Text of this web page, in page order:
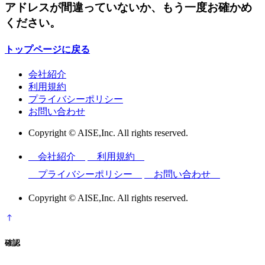
アドレスが間違っていないか、もう一度お確かめ
ください。
トップページに戻る
会社紹介
利用規約
プライバシーポリシー
お問い合わせ
Copyright © AISE,Inc. All rights reserved.
会社紹介
利用規約
プライバシーポリシー
お問い合わせ
Copyright © AISE,Inc. All rights reserved.
確認